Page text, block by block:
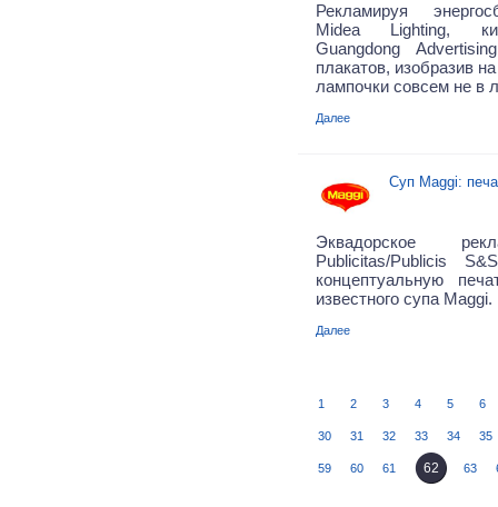
Рекламируя
Midea Lighting,
Guangdong
плакатов, изобразив
лампочки совсем не в
Далее
Суп Maggi:
Эквадорское
Publicitas/Publicis
концептуальную
известного супа Maggi.
Далее
1 2 3 4 5 6
30 31 32 33 34 35
59 60 61 62 63